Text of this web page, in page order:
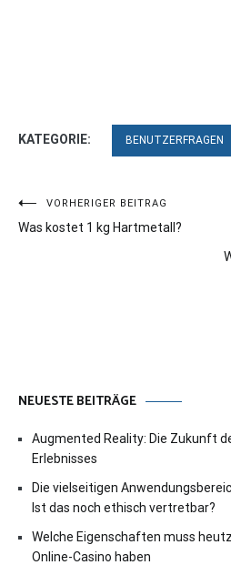
KATEGORIE: BENUTZERFRAGEN
Beitragsnavigation
VORHERIGER BEITRAG
Was kostet 1 kg Hartmetall?
NEUESTE BEITRÄGE
Augmented Reality: Die Zukunft
Erlebnisses
Die vielseitigen
Ist das noch ethisch vertretbar?
Welche Eigenschaften muss
Online-Casino haben